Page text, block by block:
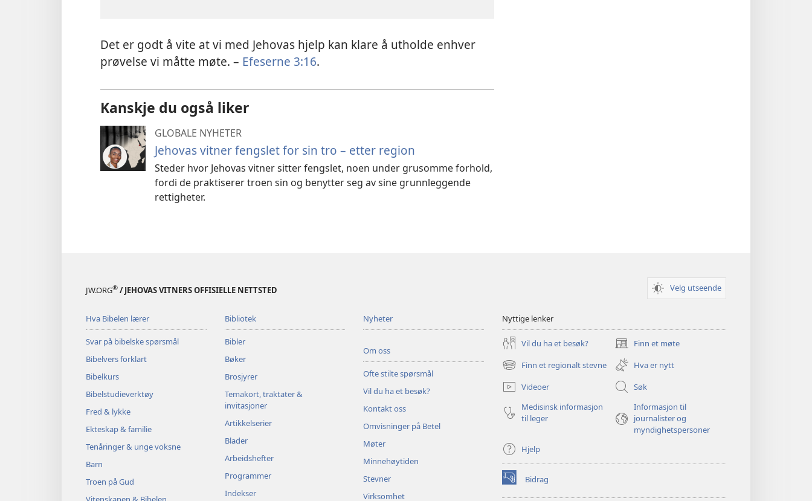
Det er godt å vite at vi med Jehovas hjelp kan klare å utholde enhver
prøvelse vi måtte møte. – Efeserne 3:16.
Kanskje du også liker
GLOBALE NYHETER
Jehovas vitner fengslet for sin tro – etter region
Steder hvor Jehovas vitner sitter fengslet, noen under grusomme forhold,
fordi de praktiserer troen sin og benytter seg av sine grunnleggende
rettigheter.
JW.ORG® / JEHOVAS VITNERS OFFISIELLE NETTSTED Velg utseende
Hva Bibelen lærer
Svar på bibelske spørsmål
Bibelvers forklart
Bibelkurs
Bibelstudieverktøy
Fred & lykke
Ekteskap & familie
Tenåringer & unge voksne
Barn
Troen på Gud
Bibliotek
Bibler
Bøker
Brosjyrer
Temakort, traktater &
invitasjoner
Artikkelserier
Blader
Arbeidshefter
Programmer
Indekser
Nyheter
Om oss
Ofte stilte spørsmål
Vil du ha et besøk?
Kontakt oss
Omvisninger på Betel
Møter
Minnehøytiden
Stevner
Virksomhet
Nyttige lenker
Vil du ha et besøk? Finn et møte
(åpner
nytt
vindu)
Finn et regionalt stevne
(åpner
nytt
vindu)
Hva er nytt
Videoer
Søk
Medisinsk informasjon
til leger
Informasjon til
journalister og
myndighetspersoner
Hjelp
Bidrag
(åpner
nytt